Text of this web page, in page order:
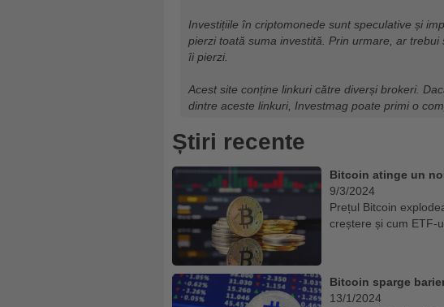
Investițiile în criptomonede sunt speculative și
pierzi toată suma investită. Prin urmare, ar
îi pierzi.
Acest site conține linkuri către diverși brokeri.
dintre aceste linkuri, Investmag poate primi o
Știri recente
Bitcoin atinge un
9/3/2024
Prețul Bitcoin
creștere și cum ETF-
Bitcoin sparge
13/1/2024